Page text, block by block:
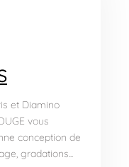
et Diamino
vous
conception de
gradations...